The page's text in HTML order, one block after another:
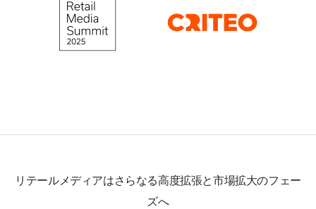
リテールメディアはさらなる高度拡張と市場拡大のフェー
ズへ